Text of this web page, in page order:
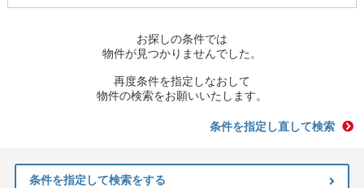
お探しの条件では
物件が見つかりませんでした。
再度条件を指定しなおして
物件の検索をお願いいたします。
条件を指定し直して検索
条件を指定して検索をする